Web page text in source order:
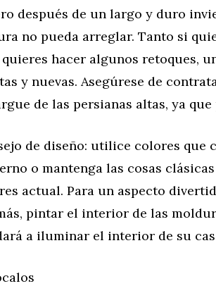
después de un largo y duro
no pueda arreglar. Tanto si
hacer algunos retoques,
y nuevas. Asegúrese de
de las persianas altas, ya
de diseño: utilice colores que
o mantenga las cosas
actual. Para un aspecto
pintar el interior de las
a iluminar el interior de su